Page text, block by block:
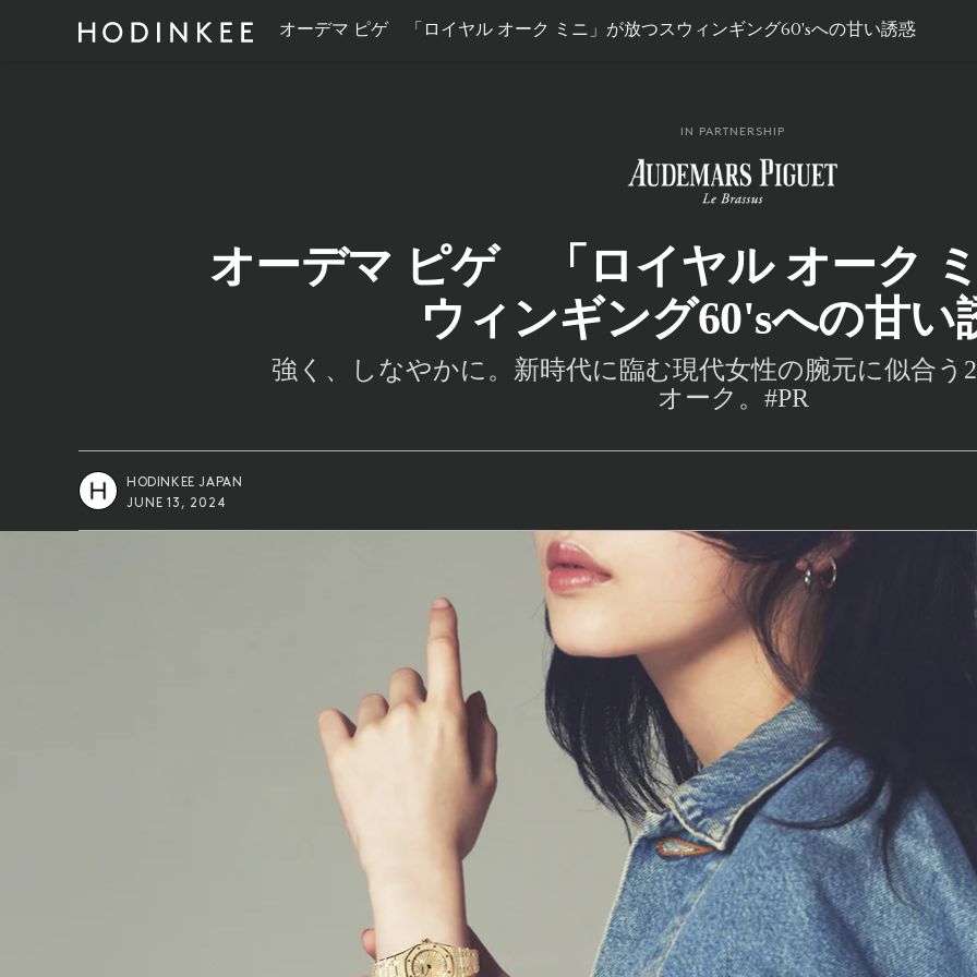
オーデマ ピゲ 「ロイヤル オーク ミニ」が放つスウィンギング60'sへの甘い誘惑
IN PARTNERSHIP
オーデマ ピゲ 「ロイヤル オーク
ウィンギング60'sへの甘い
強く、しなやかに。新時代に臨む現代女性の腕元に似合う
オーク。#PR
HODINKEE JAPAN
JUNE 13, 2024